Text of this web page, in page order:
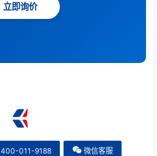
立即询价
400-011-9188 微信客服